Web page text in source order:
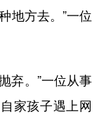
地方去。”一位
弃。”一位从事
家孩子遇上网